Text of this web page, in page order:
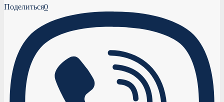
Поделиться0